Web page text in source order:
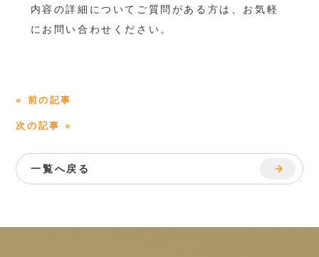
内容の詳細についてご質問がある方は、お気軽
にお問い合わせください。
« 前の記事
次の記事 »
一覧へ戻る